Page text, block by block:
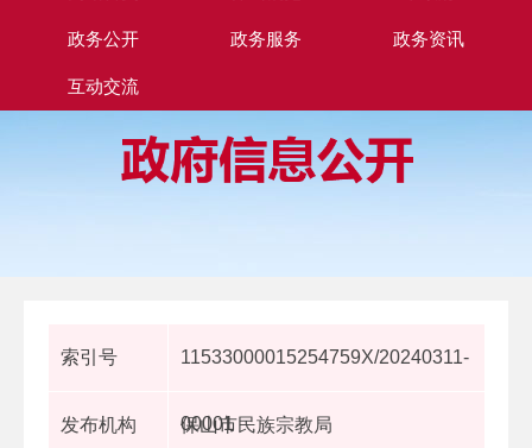
政务公开 政务服务 政务资讯
互动交流
索引号 11533000015254759X/20240311-
00001
发布机构 保山市民族宗教局